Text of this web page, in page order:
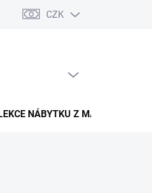
údajů Pojištění zásilky
CZK
NÁBYTKU Z MASIVU